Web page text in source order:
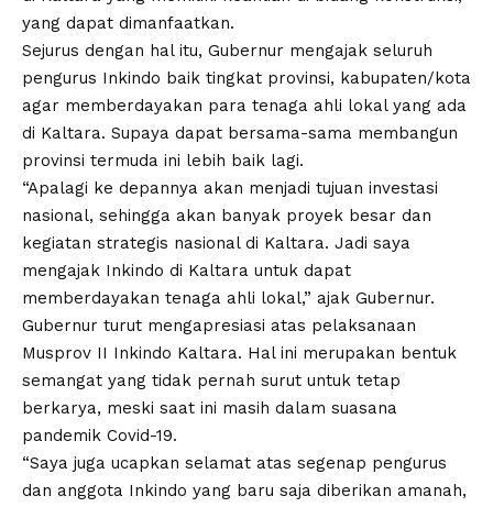
yang dapat dimanfaatkan.
Sejurus dengan hal itu, Gubernur mengajak seluruh
pengurus Inkindo baik tingkat provinsi, kabupaten/kota
agar memberdayakan para tenaga ahli lokal yang ada
di Kaltara. Supaya dapat bersama-sama membangun
provinsi termuda ini lebih baik lagi.
“Apalagi ke depannya akan menjadi tujuan investasi
nasional, sehingga akan banyak proyek besar dan
kegiatan strategis nasional di Kaltara. Jadi saya
mengajak Inkindo di Kaltara untuk dapat
memberdayakan tenaga ahli lokal,” ajak Gubernur.
Gubernur turut mengapresiasi atas pelaksanaan
Musprov II Inkindo Kaltara. Hal ini merupakan bentuk
semangat yang tidak pernah surut untuk tetap
berkarya, meski saat ini masih dalam suasana
pandemik Covid-19.
“Saya juga ucapkan selamat atas segenap pengurus
dan anggota Inkindo yang baru saja diberikan amanah,